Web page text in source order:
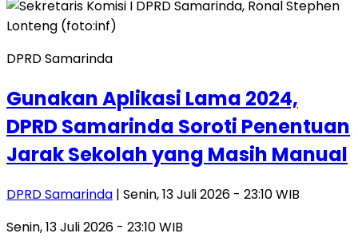
DPRD Samarinda
​Gunakan Aplikasi Lama 2024,
DPRD Samarinda Soroti Penentuan
Jarak Sekolah yang Masih Manual
DPRD Samarinda | Senin, 13 Juli 2026 - 23:10 WIB
Senin, 13 Juli 2026 - 23:10 WIB